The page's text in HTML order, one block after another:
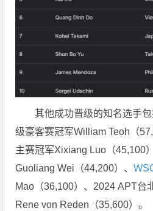
其他成功晋级的知名选手
级豪客赛冠军William Teoh（
主赛冠军Xixiang Luo（45,100
Guoliang Wei（44,200）、
Mao（36,100）、2024 APT台
Rene von Reden（35,600）。